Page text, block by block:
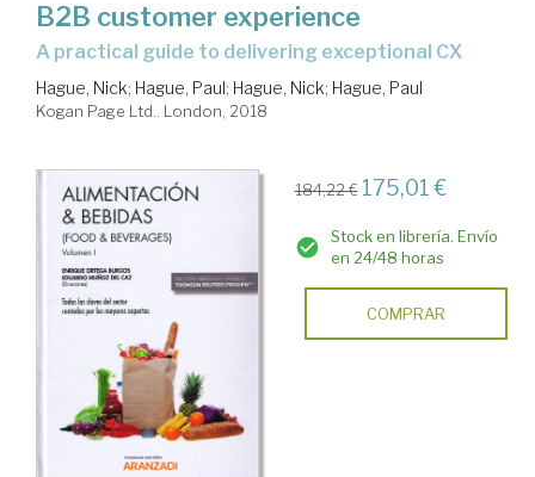
B2B customer experience
a practical guide to delivering exceptional CX
Hague, Nick; Hague, Paul; Hague, Nick; Hague, Paul
Kogan Page Ltd.. London, 2018
184,22 € 175,01 €
Stock en librería. Envío
en 24/48 horas
COMPRAR